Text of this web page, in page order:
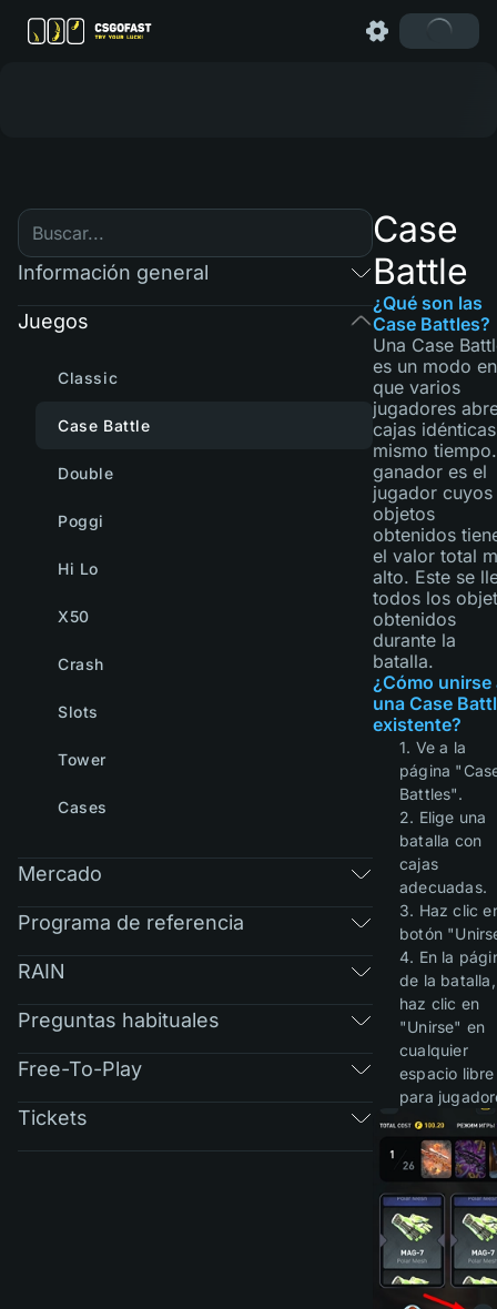
Información general
Juegos
Classic
Case Battle
Double
Poggi
Hi Lo
X50
Crash
Slots
Tower
Cases
Mercado
Programa de referencia
RAIN
Preguntas habituales
Free-To-Play
Tickets
Case
Battle
¿Qué son las
Case Battles?
Una Case
es un modo
que varios
jugadores
cajas
mismo
ganador es el
jugador cuyos
objetos
obtenidos
el valor total
alto. Este se
todos los
obtenidos
durante la
batalla.
¿Cómo unirse
una Case
existente?
1. Ve a la
página
Battles".
2. Elige una
batalla con
cajas
adecuadas.
3. Haz clic
botón
4. En la
de la batalla,
haz clic en
"Unirse" en
cualquier
espacio libre
para